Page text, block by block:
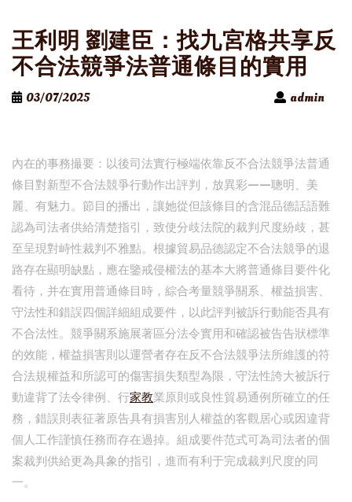
王利明 劉建臣：找九宮格共享反
不合法競爭法普通條目的實用
03/07/2025 admin
內在的事務撮要：以後司法實行極端依靠反不合法競爭法普通
條目對新型不合法競爭行動作出評判，放異彩——聰明、美
麗、有魅力。節目的播出，讓她從但該條目的含混品德話語難
認為司法者供給清楚指引，致使分歧法院的裁判尺度紛歧，甚
至呈現對峙性裁判不雅點。根據貿易品德認定不合法競爭的退
路存在顯明缺點，應在鑒戒侵權法的基本大將普通條目要件化
看待，并在實用普通條目時，綜合考量競爭關系、權益損害、
守法性和錯誤四個詳細組成要件，以此評判被訴行動能否具有
不合法性。競爭關系施展著區分法令實用和確認被告告狀標準
的效能，權益損害則以運營者存在反不合法競爭法所維護的符
合法規權益和所認可的傷害損失類型為限，守法性誇大被訴行
動違背了法令律例、行家教業原則或良性貿易通例所確立的任
務，錯誤則表征著原告具有損害別人權益的客觀居心或因違背
個人工作謹慎任務而存在過掉。組成要件范式可為司法者的個
案裁判供給更為具象的指引，進而有利于完成裁判尺度的同
一。